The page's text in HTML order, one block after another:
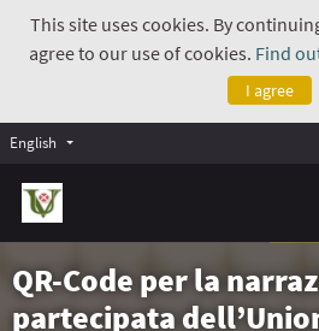
This site uses cookies. By
agree to our use of cookies. Find
I agree
English
QR-Code per la
partecipata